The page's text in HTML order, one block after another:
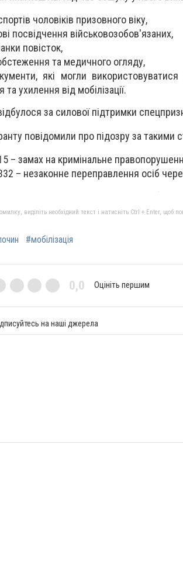
чоловіків призовного віку,
посвідчення військовозобов'язаних,
повісток,
та медичного огляду,
які могли
ухилення від мобілізації.
за силової підтримки
повідомили про підозру за такими
– замах на кримінальне
– незаконне переправлення осіб
виділіть необхідний текст і натисніть Ctrl + Enter, щоб
#мобілізація
0,0 Оцініть першим
на наші джерела